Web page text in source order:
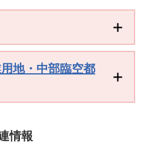
地・中部臨空都
情報